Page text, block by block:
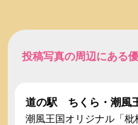
投稿写真の周辺にある
道の駅 ちくら・潮風
潮風王国オリジナル「枇